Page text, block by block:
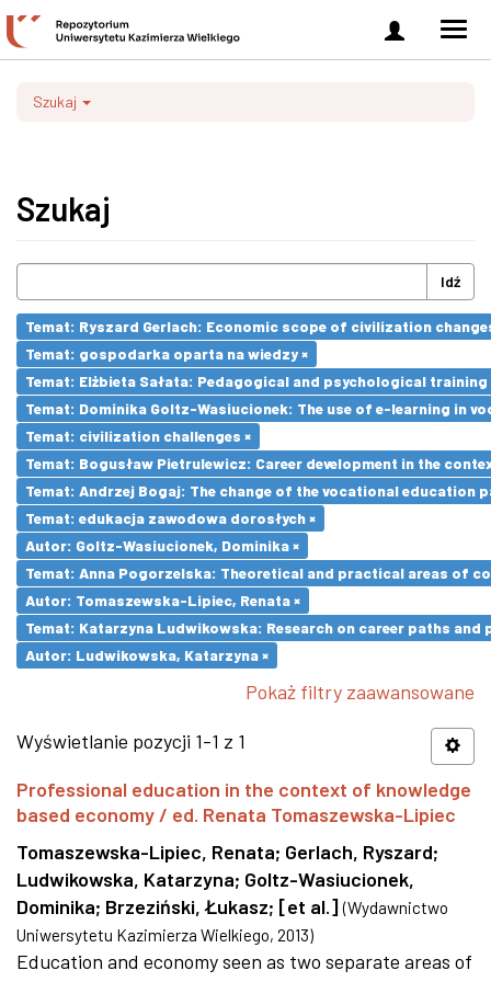
Zaloguj
się
Szukaj
Szukaj
Idź
Temat: Ryszard Gerlach: Economic scope of civilization
Temat: gospodarka oparta na wiedzy ×
Temat: Elżbieta Sałata: Pedagogical and psychological
Temat: Dominika Goltz-Wasiucionek: The use of e-learning in
Temat: civilization challenges ×
Temat: Bogusław Pietrulewicz: Career development in the
Temat: Andrzej Bogaj: The change of the vocational education
Temat: edukacja zawodowa dorosłych ×
Autor: Goltz-Wasiucionek, Dominika ×
Temat: Anna Pogorzelska: Theoretical and practical areas of
Autor: Tomaszewska-Lipiec, Renata ×
Temat: Katarzyna Ludwikowska: Research on career paths
Autor: Ludwikowska, Katarzyna ×
Pokaż filtry zaawansowane
Wyświetlanie pozycji 1-1 z 1
Professional education in the context of knowledge
based economy / ed. Renata Tomaszewska-Lipiec
Tomaszewska-Lipiec, Renata; Gerlach, Ryszard;
Ludwikowska, Katarzyna; Goltz-Wasiucionek,
Dominika; Brzeziński, Łukasz; [et al.] (Wydawnictwo
Uniwersytetu Kazimierza Wielkiego, 2013)
Education and economy seen as two separate areas of